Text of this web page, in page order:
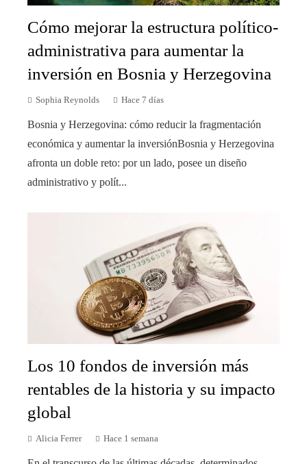
Cómo mejorar la estructura político-
administrativa para aumentar la
inversión en Bosnia y Herzegovina
Sophia Reynolds Hace 7 días
Bosnia y Herzegovina: cómo reducir la fragmentación
económica y aumentar la inversiónBosnia y Herzegovina
afronta un doble reto: por un lado, posee un diseño
administrativo y polít...
Los 10 fondos de inversión más
rentables de la historia y su impacto
global
Alicia Ferrer Hace 1 semana